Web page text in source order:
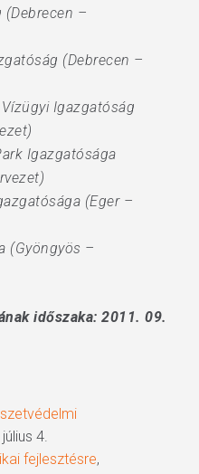
(Debrecen –
(Debrecen –
Igazgatóság
Igazgatósága
(Eger –
(Gyöngyös –
időszaka: 2011. 09.
4.
fejlesztésre,